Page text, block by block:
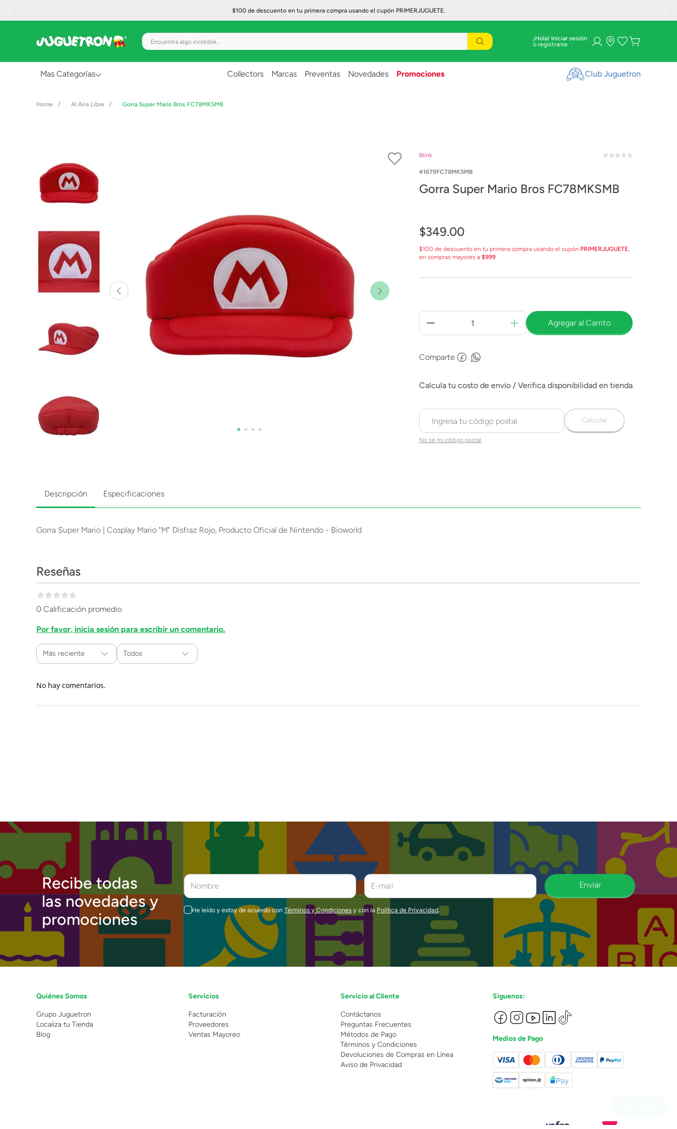
$100 de descuento en tu primera compra usando el cupón PRIMERJUGUETE.
Encuentra algo increíble... ¡Hola! Iniciar sesión
Mas Categorías
Figuras de Acción
Gadgets y Electrónicos
Lanzadores
Muñecas
Construcción
Peluches
Collectors Marcas Preventas Novedades Promociones Club Juguetron
Al Aire Libre Gorra Super Mario Bros FC78MKSMB
Blink
1679FC78MKSMB
Gorra Super Mario Bros FC78MKSMB
$349.00
$100 de descuento en tu primera compra usando el cupón PRIMERJUGUETE,
en compras mayores a $999.
Agregar al Carrito
Comparte
No sé mi código postal
Calcular
Descripción Especificaciones
Gorra Super Mario | Cosplay Mario "M" Disfraz Rojo, Producto Oficial de Nintendo - Bioworld
Reseñas
0 Calificación promedio
Por favor, inicia sesión para escribir un comentario.
Más reciente Todos
No hay comentarios.
Recibe todas
las novedades y
promociones
Enviar
He leído y estoy de acuerdo con Términos y Condiciones y con la Política de Privacidad.
Quiénes Somos
Grupo Juguetron
Localiza tu Tienda
Blog
Servicios
Facturación
Proveedores
Ventas Mayoreo
Servicio al Cliente
Contáctanos
Preguntas Frecuentes
Métodos de Pago
Términos y Condiciones
Devoluciones de Compras en Línea
Aviso de Privacidad
Síguenos:
Medios de Pago